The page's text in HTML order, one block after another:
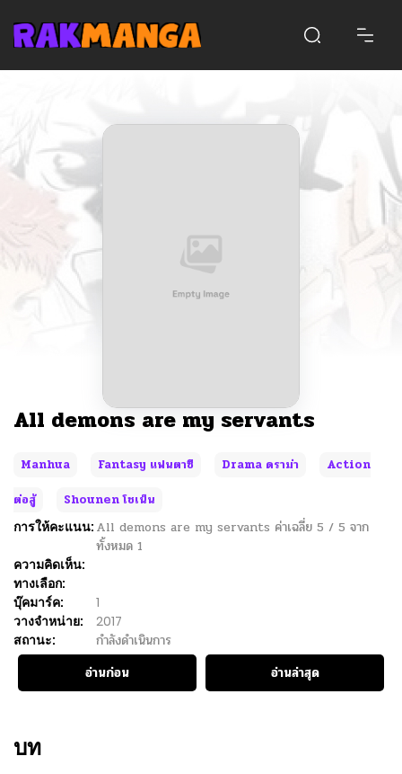
All demons are my servants
Manhua Fantasy แฟนตาซี Drama ดราม่า
Action
ต่อสู้
Shounen โชเน็น
การให้คะแนน: All demons are my servants ค่าเฉลี่ย 5 / 5 จาก
ทั้งหมด 1
ความคิดเห็น:
ทางเลือก:
บุ๊คมาร์ค:
1
วางจำหน่าย:
2017
สถานะ:
กำลังดำเนินการ
อ่านก่อน
อ่านล่าสุด
บท